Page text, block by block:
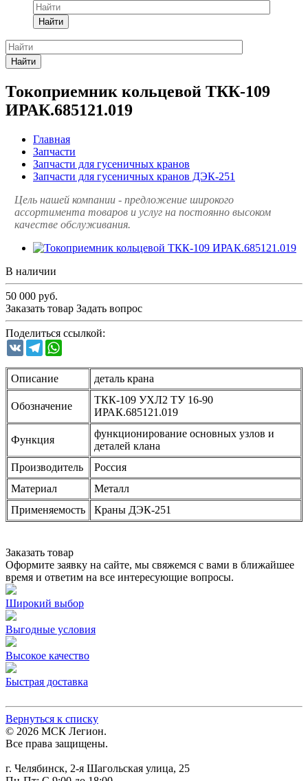
Найти
Найти
Токоприемник кольцевой ТКК-109
ИРАК.685121.019
Главная
Запчасти
Запчасти для гусеничных кранов
Запчасти для гусеничных кранов ДЭК-251
Цель нашей компании - предложение широкого
ассортимента товаров и услуг на постоянно высоком
качестве обслуживания.
В наличии
50 000 руб.
Заказать товар Задать вопрос
Поделиться ссылкой:
VK Telegram
Описание деталь крана
Обозначение
ТКК-109 УХЛ2 ТУ 16-90
ИРАК.685121.019
Функция
функционирование основных узлов и
деталей клана
Производитель
Россия
Материал
Металл
Применяемость
Краны ДЭК-251
Заказать товар
Оформите заявку на сайте, мы свяжемся с вами в ближайшее
время и ответим на все интересующие вопросы.
Широкий выбор
Выгодные условия
Высокое качество
Быстрая доставка
Вернуться к списку
© 2026 МСК Легион.
Все права защищены.
г. Челябинск, 2-я Шагольская улица, 25